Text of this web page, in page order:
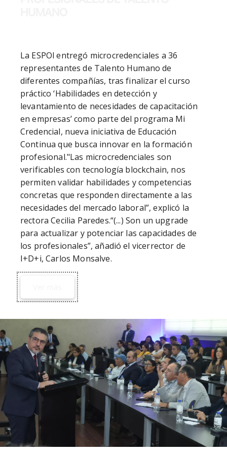
La ESPOl entregó microcredenciales a 36
representantes de Talento Humano de
diferentes compañías, tras finalizar el curso
práctico ‘Habilidades en detección y
levantamiento de necesidades de capacitación
en empresas’ como parte del programa Mi
Credencial, nueva iniciativa de Educación
Continua que busca innovar en la formación
profesional."Las microcredenciales son
verificables con tecnología blockchain, nos
permiten validar habilidades y competencias
concretas que responden directamente a las
necesidades del mercado laboral”, explicó la
rectora Cecilia Paredes.“(...) Son un upgrade
para actualizar y potenciar las capacidades de
los profesionales”, añadió el vicerrector de
I+D+i, Carlos Monsalve.